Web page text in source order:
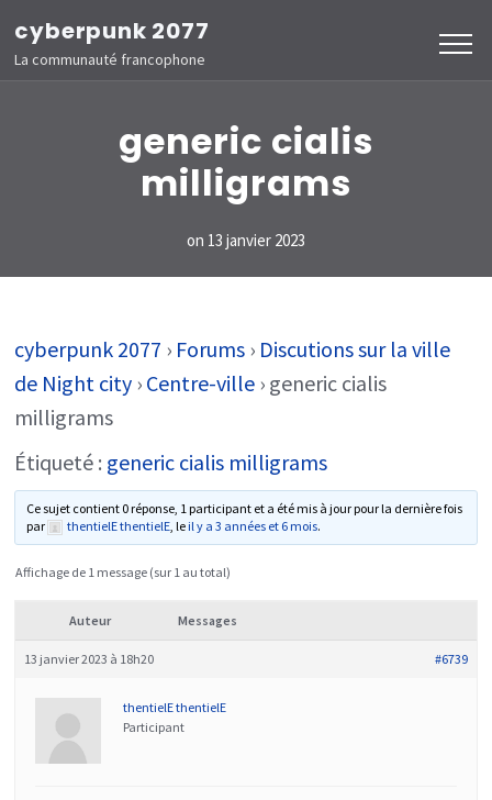
au
contenu
cyberpunk 2077
La communauté francophone
generic cialis
milligrams
on 13 janvier 2023
cyberpunk 2077 › Forums › Discutions sur la ville
de Night city › Centre-ville › generic cialis
milligrams
Étiqueté : generic cialis milligrams
Ce sujet contient 0 réponse, 1 participant et a été mis à jour pour la dernière fois
par
thentielE thentielE, le il y a 3 années et 6 mois.
Affichage de 1 message (sur 1 au total)
Auteur Messages
13 janvier 2023 à 18h20 #6739
thentielE thentielE
Participant